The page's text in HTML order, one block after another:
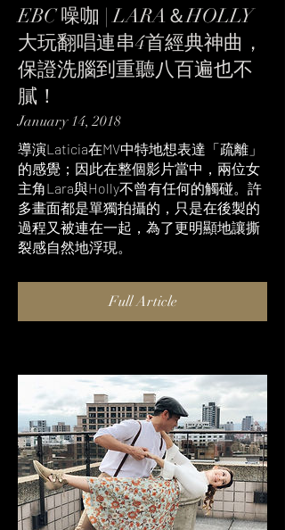
EBC 噪咖 | LARA＆HOLLY
大玩翻唱連串4首經典神曲，
保證洗腦到重聽八百遍也不
膩！
January 14, 2018
導演Laticia在MV中特地想表達「疏離」
的感覺；因此在整個影片當中，兩位女
主角Lara與Holly不曾有任何的觸碰。許
多畫面都是單獨拍攝的，只是在後製的
過程又被連在一起，為了更明顯地讓撕
裂感自然地浮現。
Full Article